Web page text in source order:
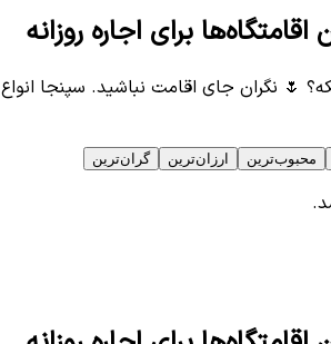
اقامتگاه‌ها برای اجاره روزانه
🌷 نگران جای اقامت نباشید. سپنجا انواع
محبوب‌ترین ارزان‌ترین گران‌ترین